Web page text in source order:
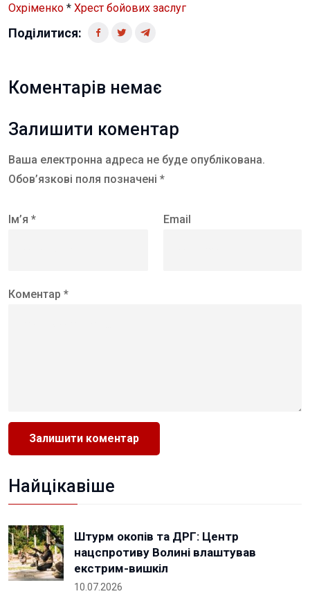
Охріменко * Хрест бойових заслуг
Поділитися:
Коментарів немає
Залишити коментар
Ваша електронна адреса не буде опублікована.
Обов’язкові поля позначені *
Ім’я * Email
Коментар *
Найцікавіше
Штурм окопів та ДРГ: Центр
нацспротиву Волині влаштував
екстрим-вишкіл
10.07.2026